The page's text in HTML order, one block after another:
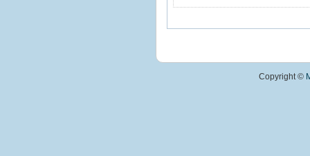
Copyright ©